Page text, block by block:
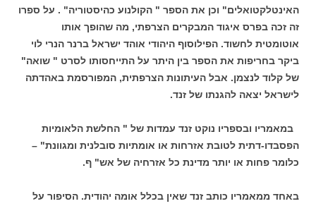
האינטלקטואלים" וכן את הספר " הקולנוע כהיסטוריה" . על ספרו
זה זכה בפרס איגוד המבקרים הצרפתי, מה שהופך אותו
אוטומטית לחשוד. הפילוסוף היהודי אוהד ישראל ברנר הנרי לוי
ביקר בחריפות את הספר בין היתר על התייחסותו לסרט " שואה"
של קלוד לנצמן. אבל העיתונות הצרפתית, המפורסמת באהדתה
לישראל יצאה להגנתו של זנד.
במאמריו ובספריו נוקט זנד עמדות של " החלשת הלאומיות
הפסבדו-דתית לטובת אזרחות או אומתיות סובלנית ומגוונת" –
כלומר פחות או יותר מדינת כל אזרחיה של אש" ף.
באחד ממאמריו כותב זנד שאין בכלל אומה יהודית. הסיפור על